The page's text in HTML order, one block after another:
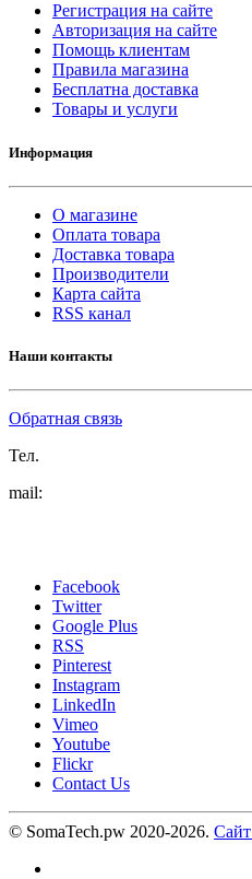
Регистрация на сайте
Авторизация на сайте
Помощь клиентам
Правила магазина
Бесплатна доставка
Товары и услуги
Информация
О магазине
Оплата товара
Доставка товара
Производители
Карта сайта
RSS канал
Наши контакты
Обратная связь
Тел.
mail:
Facebook
Twitter
Google Plus
RSS
Pinterest
Instagram
LinkedIn
Vimeo
Youtube
Flickr
Contact Us
© SomaTech.pw 2020-2026.